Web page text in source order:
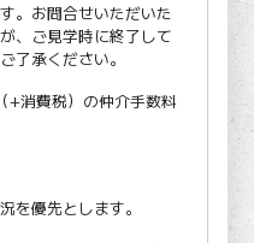
。お問合せいただいた
、ご見学時に終了して
了承ください。
+消費税）の仲介手数料
を優先とします。